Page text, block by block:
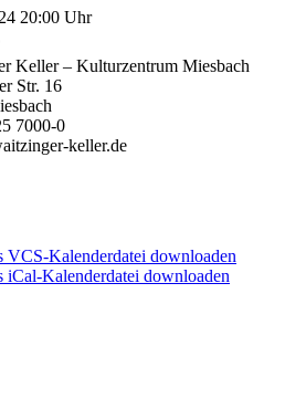
20:00 Uhr
Keller – Kulturzentrum Miesbach
Str. 16
7000-0
keller.de
VCS-Kalenderdatei downloaden
iCal-Kalenderdatei downloaden